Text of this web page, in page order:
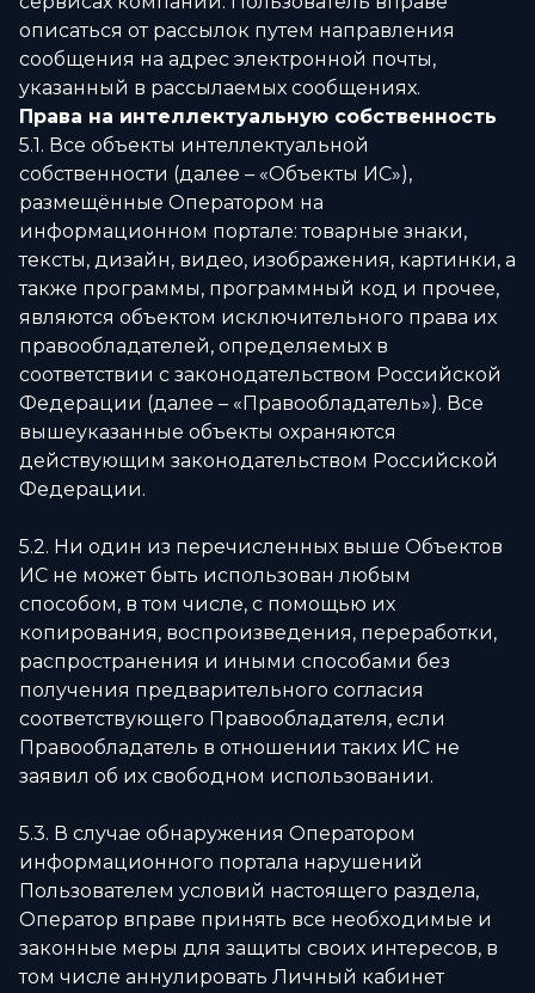
описаться от рассылок путем направления
сообщения на адрес электронной почты,
указанный в рассылаемых сообщениях.
Права на интеллектуальную собственность
5.1. Все объекты интеллектуальной
собственности (далее – «Объекты ИС»),
размещённые Оператором на
информационном портале: товарные знаки,
тексты, дизайн, видео, изображения, картинки, а
также программы, программный код и прочее,
являются объектом исключительного права их
правообладателей, определяемых в
соответствии с законодательством Российской
Федерации (далее – «Правообладатель»). Все
вышеуказанные объекты охраняются
действующим законодательством Российской
Федерации.
5.2. Ни один из перечисленных выше Объектов
ИС не может быть использован любым
способом, в том числе, с помощью их
копирования, воспроизведения, переработки,
распространения и иными способами без
получения предварительного согласия
соответствующего Правообладателя, если
Правообладатель в отношении таких ИС не
заявил об их свободном использовании.
5.3. В случае обнаружения Оператором
информационного портала нарушений
Пользователем условий настоящего раздела,
Оператор вправе принять все необходимые и
законные меры для защиты своих интересов, в
том числе аннулировать Личный кабинет